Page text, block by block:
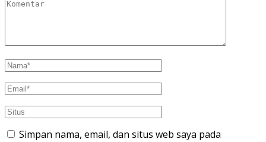
Simpan nama, email, dan situs web saya pada